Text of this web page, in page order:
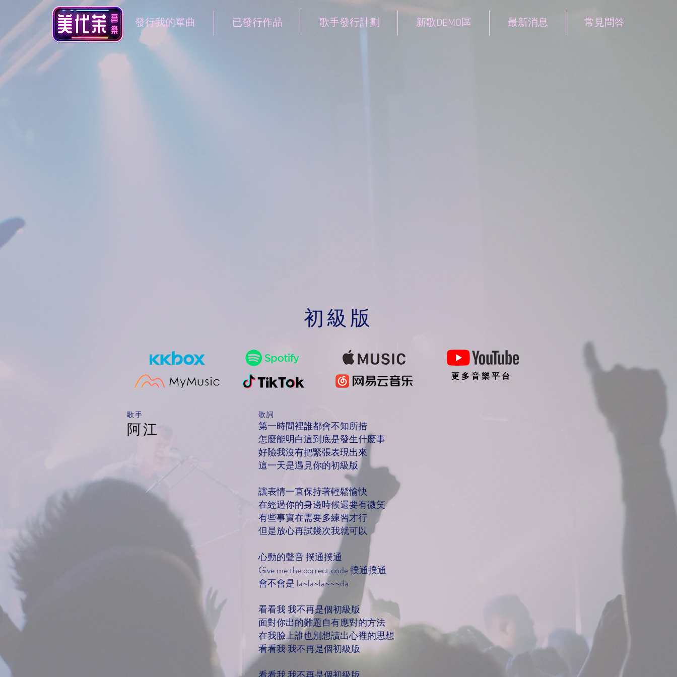
發行我的單曲 已發行作品 歌手發行計劃 新歌DEMO區 最新消息 常見問答
初級版
更 多 音 樂 平 台
​歌手
阿江
歌詞
第一時間裡誰都會不知所措
怎麼能明白這到底是發生什麼事
好險我沒有把緊張表現出來
這一天是遇見你的初級版
讓表情一直保持著輕鬆愉快
在經過你的身邊時候還要有微笑
有些事實在需要多練習才行
但是放心再試幾次我就可以
心動的聲音 撲通撲通
Give me the correct code 撲通撲通
會不會是 la~la~la~~~da
看看我 我不再是個初級版
面對你出的難題自有應對的方法
在我臉上誰也別想讀出心裡的思想
看看我 我不再是個初級版